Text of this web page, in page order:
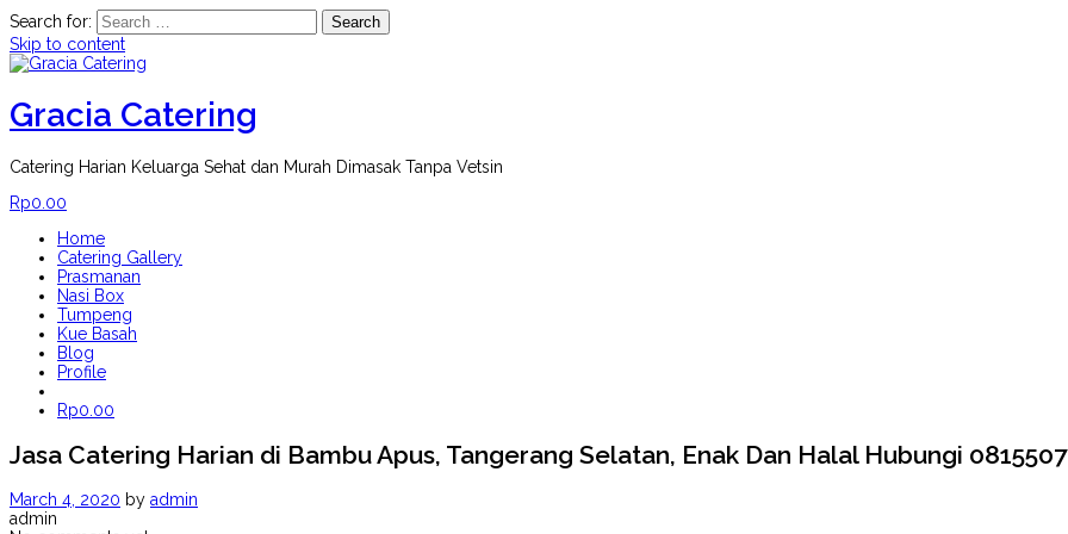
Search for:
Skip to content
Gracia Catering
Catering Harian Keluarga Sehat dan Murah Dimasak Tanpa Vetsin
Rp0.00
Home
Catering Gallery
Prasmanan
Nasi Box
Tumpeng
Kue Basah
Blog
Profile
Rp0.00
Jasa Catering Harian di Bambu Apus, Tangerang Selatan, Enak Dan Halal Hubungi
March 4, 2020 by admin
admin